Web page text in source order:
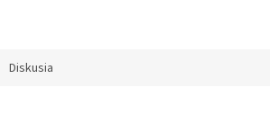
Diskusia